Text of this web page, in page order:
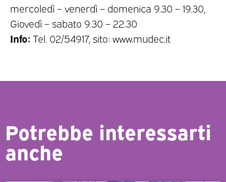
mercoledì – venerdì – domenica 9.30 – 19.30,
Giovedì – sabato 9.30 – 22.30
Info: Tel. 02/54917, sito: www.mudec.it
Potrebbe interessarti
anche